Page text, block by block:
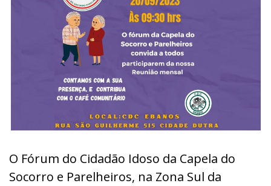
O Fórum do Cidadão Idoso da Capela do
Socorro e Parelheiros, na Zona Sul da